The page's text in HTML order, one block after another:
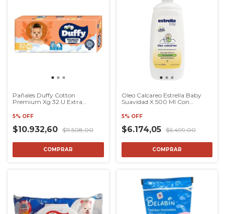
Pañales Duffy Cotton
Premium Xg 32 U Extra
5% OFF
$10.932,60 $11.508,00
COMPRAR
Oleo Calcareo Estrella Baby
Suavidad X 500 Ml Con
5% OFF
$6.174,05 $6.499,00